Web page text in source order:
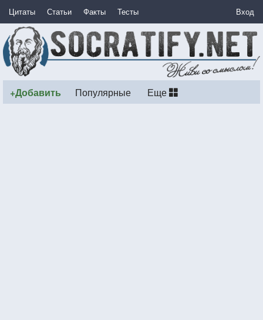
Цитаты Статьи Факты Тесты Вход
+Добавить Популярные Еще